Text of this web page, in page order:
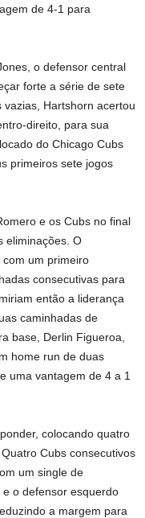
de 4-1 para
o defensor central
forte a série de sete
Hartshorn acertou
direito, para sua
do Chicago Cubs
primeiros sete jogos
e os Cubs no final
eliminações. O
um primeiro
consecutivas para
então a liderança
caminhadas de
base, Derlin Figueroa,
home run de duas
uma vantagem de 4 a 1
colocando quatro
Cubs consecutivos
um single de
o defensor esquerdo
a margem para